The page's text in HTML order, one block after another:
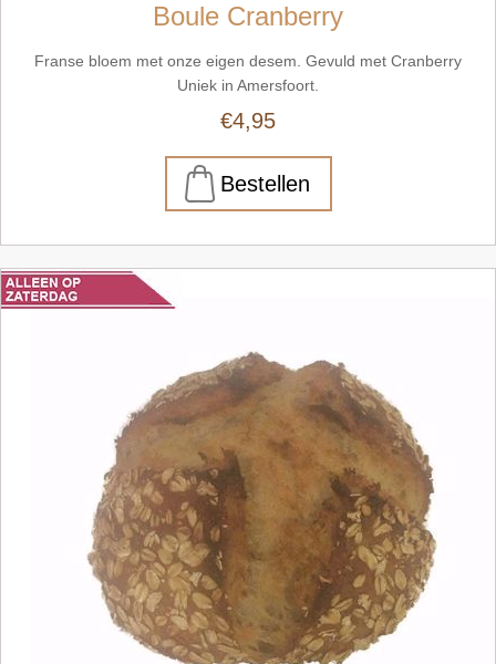
Boule Cranberry
Franse bloem met onze eigen desem. Gevuld met Cranberry
Uniek in Amersfoort.
€4,95